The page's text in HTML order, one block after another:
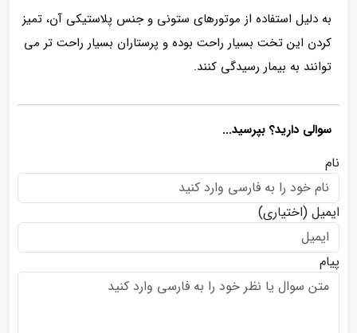
به دلیل استفاده از موتورهای ستونی و جنس پلاستیکی آن، تمیز
کردن این تخت بسیار راحت بوده و پرستاران بسیار راحت تر می
توانند به بیمار رسیدگی کنند.
سوالی دارید؟ بپرسید...
نام
ایمیل (اختیاری)
پیام